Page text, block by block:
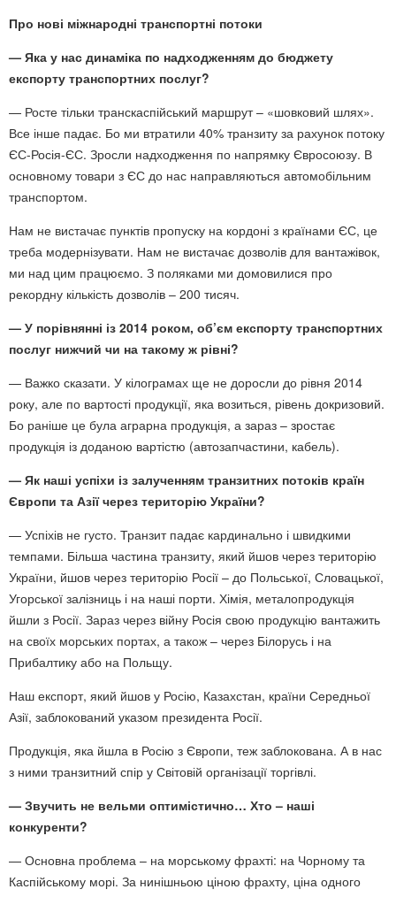
Про нові міжнародні транспортні потоки
— Яка у нас динаміка по надходженням до бюджету
експорту транспортних послуг?
— Росте тільки транскаспійський маршрут – «шовковий шлях».
Все інше падає. Бо ми втратили 40% транзиту за рахунок потоку
ЄС-Росія-ЄС. Зросли надходження по напрямку Євросоюзу. В
основному товари з ЄС до нас направляються автомобільним
транспортом.
Нам не вистачає пунктів пропуску на кордоні з країнами ЄС, це
треба модернізувати. Нам не вистачає дозволів для вантажівок,
ми над цим працюємо. З поляками ми домовилися про
рекордну кількість дозволів – 200 тисяч.
— У порівнянні із 2014 роком, об’єм експорту транспортних
послуг нижчий чи на такому ж рівні?
— Важко сказати. У кілограмах ще не доросли до рівня 2014
року, але по вартості продукції, яка возиться, рівень докризовий.
Бо раніше це була аграрна продукція, а зараз – зростає
продукція із доданою вартістю (автозапчастини, кабель).
— Як наші успіхи із залученням транзитних потоків країн
Європи та Азії через територію України?
— Успіхів не густо. Транзит падає кардинально і швидкими
темпами. Більша частина транзиту, який йшов через територію
України, йшов через територію Росії – до Польської, Словацької,
Угорської залізниць і на наші порти. Хімія, металопродукція
йшли з Росії. Зараз через війну Росія свою продукцію вантажить
на своїх морських портах, а також – через Білорусь і на
Прибалтику або на Польщу.
Наш експорт, який йшов у Росію, Казахстан, країни Середньої
Азії, заблокований указом президента Росії.
Продукція, яка йшла в Росію з Європи, теж заблокована. А в нас
з ними транзитний спір у Світовій організації торгівлі.
— Звучить не вельми оптимістично… Хто – наші
конкуренти?
— Основна проблема – на морському фрахті: на Чорному та
Каспійському морі. За нинішньою ціною фрахту, ціна одного